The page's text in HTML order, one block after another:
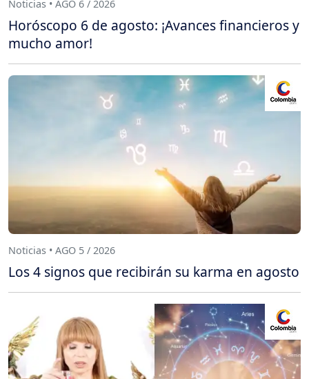
Noticias • AGO 6 / 2026
Horóscopo 6 de agosto: ¡Avances financieros y
mucho amor!
Noticias • AGO 5 / 2026
Los 4 signos que recibirán su karma en agosto